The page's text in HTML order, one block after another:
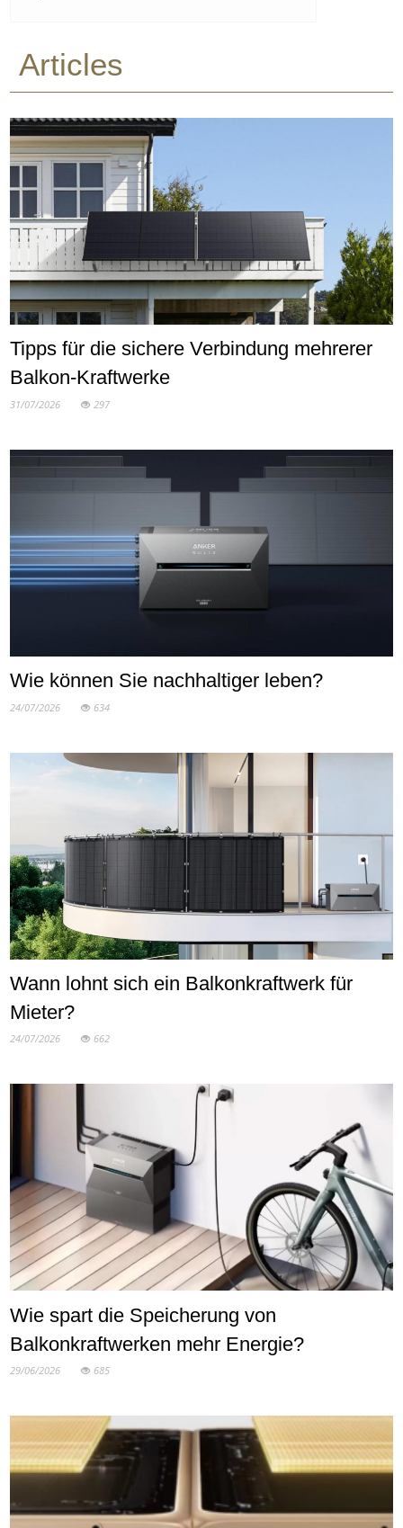
Articles
Tipps für die sichere Verbindung mehrerer
Balkon-Kraftwerke
31/07/2026 297
Wie können Sie nachhaltiger leben?
24/07/2026 634
Wann lohnt sich ein Balkonkraftwerk für
Mieter?
24/07/2026 662
Wie spart die Speicherung von
Balkonkraftwerken mehr Energie?
29/06/2026 685